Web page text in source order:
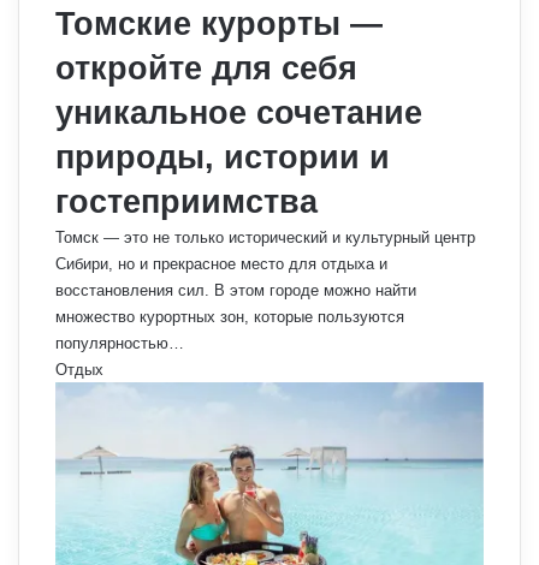
Томские курорты —
откройте для себя
уникальное сочетание
природы, истории и
гостеприимства
Томск — это не только исторический и культурный центр
Сибири, но и прекрасное место для отдыха и
восстановления сил. В этом городе можно найти
множество курортных зон, которые пользуются
популярностью…
Отдых